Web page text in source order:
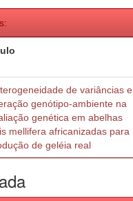
de variâncias e
genótipo-ambiente na
genética em abelhas
mellifera africanizadas para
de geléia real